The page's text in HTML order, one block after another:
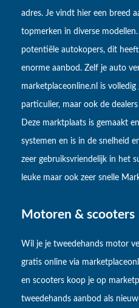
adres. Je vindt hier een breed
topmerken in diverse
potentiële autokopers, dit
enorme aanbod. Zelf je auto
marketplaceonline.nl is volledig
particulier, maar ook de
Deze marktplaats is gemaakt
systemen en is in de snelheid
zeer gebruiksvriendelijk in het
leuke maar ook zeer snelle
Motoren & scooters
Wil je je tweedehands motor
gratis online via
en scooters koop je op
tweedehands aanbod als